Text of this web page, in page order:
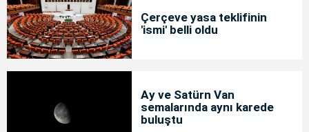
Çerçeve yasa teklifinin
'ismi' belli oldu
Ay ve Satürn Van
semalarında aynı karede
buluştu